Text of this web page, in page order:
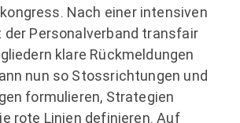
Nach einer intensiven
der Personalverband transfair
klare Rückmeldungen
nun so Stossrichtungen und
formulieren, Strategien
rote Linien definieren. Auf